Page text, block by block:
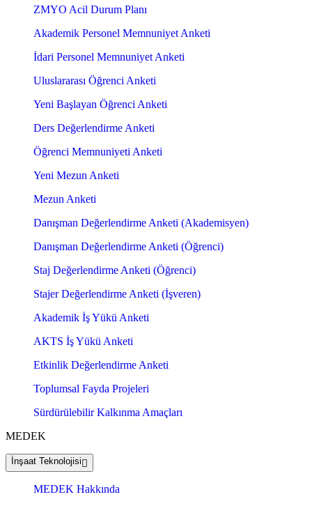
ZMYO Acil Durum Planı
Akademik Personel Memnuniyet Anketi
İdari Personel Memnuniyet Anketi
Uluslararası Öğrenci Anketi
Yeni Başlayan Öğrenci Anketi
Ders Değerlendirme Anketi
Öğrenci Memnuniyeti Anketi
Yeni Mezun Anketi
Mezun Anketi
Danışman Değerlendirme Anketi (Akademisyen)
Danışman Değerlendirme Anketi (Öğrenci)
Staj Değerlendirme Anketi (Öğrenci)
Stajer Değerlendirme Anketi (İşveren)
Akademik İş Yükü Anketi
AKTS İş Yükü Anketi
Etkinlik Değerlendirme Anketi
Toplumsal Fayda Projeleri
Sürdürülebilir Kalkınma Amaçları
MEDEK
İnşaat Teknolojisi
MEDEK Hakkında